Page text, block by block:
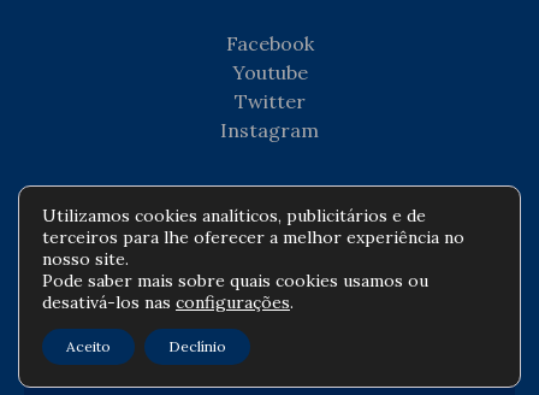
Facebook
Youtube
Twitter
Instagram
Copyright © Todos os direitos reservados -
agenciadenoticiascorporativas.com
Política de privacidade
Contato
Utilizamos cookies analíticos, publicitários e de
terceiros para lhe oferecer a melhor experiência no
nosso site.
Pode saber mais sobre quais cookies usamos ou
desativá-los nas configurações.
Aceito Declínio